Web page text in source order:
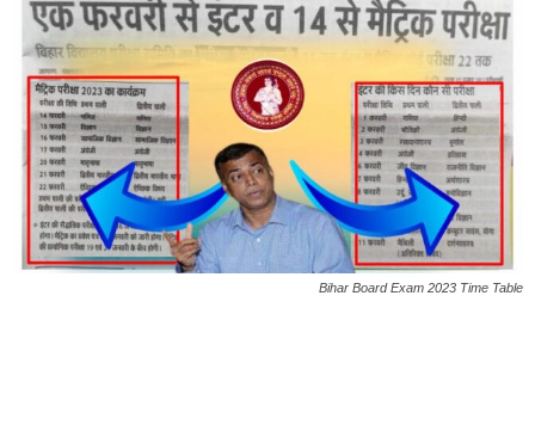
Bihar Board Exam 2023 Time Table